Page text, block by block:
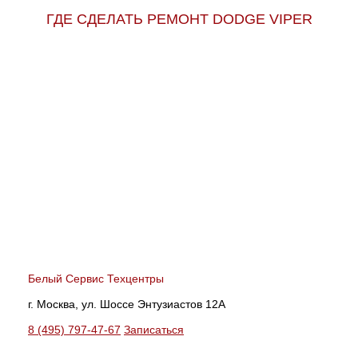
ГДЕ СДЕЛАТЬ РЕМОНТ DODGE VIPER
Белый Сервис Техцентры
г. Москва, ул. Шоссе Энтузиастов 12А
8 (495) 797-47-67 Записаться